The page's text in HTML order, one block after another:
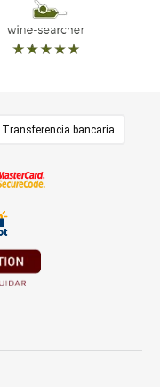
Transferencia bancaria